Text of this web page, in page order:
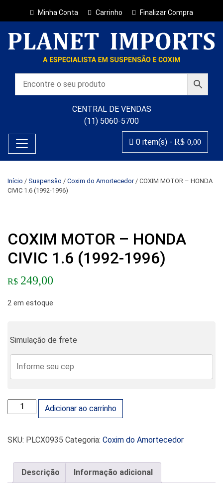
Minha Conta Carrinho Finalizar Compra
CENTRAL DE VENDAS
(11) 5060-5700
0 item(s) - R$ 0,00
Início / Suspensão / Coxim do Amortecedor/ COXIM MOTOR – HONDA
CIVIC 1.6 (1992-1996)
COXIM MOTOR – HONDA
CIVIC 1.6 (1992-1996)
R$ 249,00
2 em estoque
Simulação de frete
COXIM MOTOR - HONDA CIVIC 1.6 (1992-1996) quantity
Adicionar ao carrinho
SKU: PLCX0935 Categoria: Coxim do Amortecedor
Descrição Informação adicional